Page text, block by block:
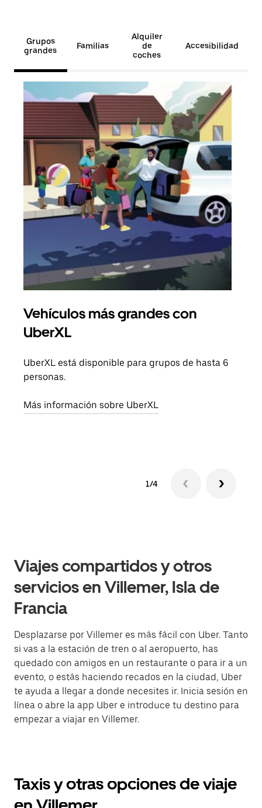
Grupos
grandes
Familias
Alquiler
de
coches
Accesibilidad
Vehículos más grandes con
UberXL
UberXL está disponible para grupos de hasta 6
personas.
Más información sobre UberXL
1/4
Viajes compartidos y otros
servicios en Villemer, Isla de
Francia
Desplazarse por Villemer es más fácil con Uber. Tanto
si vas a la estación de tren o al aeropuerto, has
quedado con amigos en un restaurante o para ir a un
evento, o estás haciendo recados en la ciudad, Uber
te ayuda a llegar a donde necesites ir. Inicia sesión en
línea o abre la app Uber e introduce tu destino para
empezar a viajar en Villemer.
Taxis y otras opciones de viaje